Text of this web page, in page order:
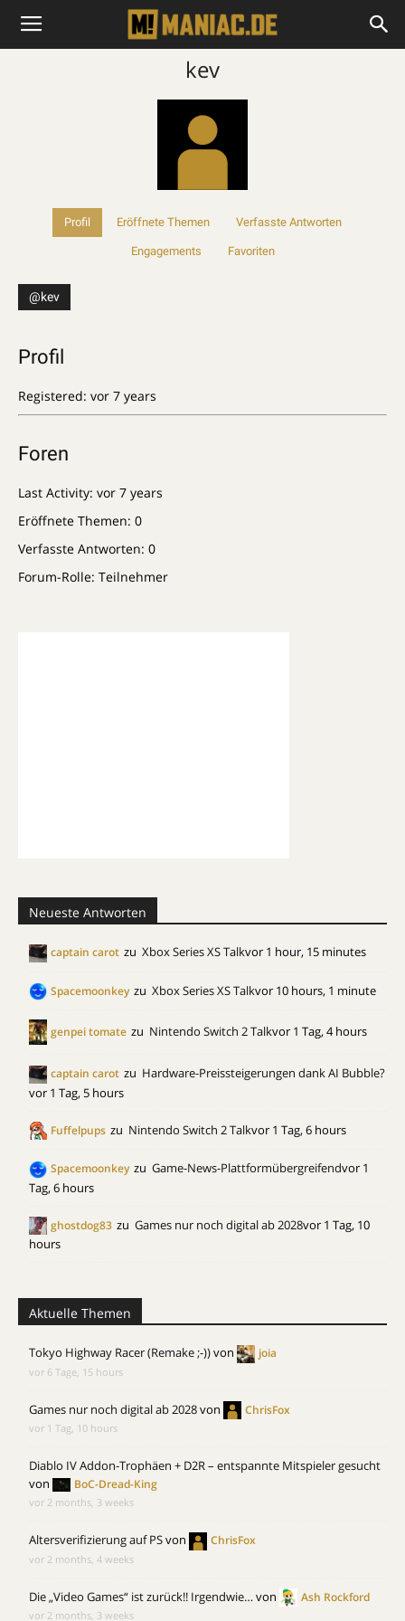
kev
Profil Eröffnete Themen Verfasste Antworten
Engagements Favoriten
@kev
Profil
Registered: vor 7 years
Foren
Last Activity: vor 7 years
Eröffnete Themen: 0
Verfasste Antworten: 0
Forum-Rolle: Teilnehmer
Neueste Antworten
captain carot zu Xbox Series XS Talkvor 1 hour, 15 minutes
Spacemoonkey zu Xbox Series XS Talkvor 10 hours, 1 minute
genpei tomate zu Nintendo Switch 2 Talkvor 1 Tag, 4 hours
captain carot zu Hardware-Preissteigerungen dank AI Bubble?
vor 1 Tag, 5 hours
Fuffelpups zu Nintendo Switch 2 Talkvor 1 Tag, 6 hours
Spacemoonkey zu Game-News-Plattformübergreifendvor 1
Tag, 6 hours
ghostdog83 zu Games nur noch digital ab 2028vor 1 Tag, 10
hours
Aktuelle Themen
Tokyo Highway Racer (Remake ;-))von joia
vor 6 Tage, 15 hours
Games nur noch digital ab 2028von ChrisFox
vor 1 Tag, 10 hours
Diablo IV Addon-Trophäen + D2R – entspannte Mitspieler gesucht
von
BoC-Dread-King
vor 2 months, 3 weeks
Altersverifizierung auf PSvon ChrisFox
vor 2 months, 4 weeks
Die „Video Games“ ist zurück!! Irgendwie…von Ash Rockford
vor 2 months, 3 weeks